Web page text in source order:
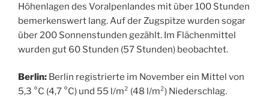
Höhenlagen des Voralpenlandes mit über 100 Stunden
bemerkenswert lang. Auf der Zugspitze wurden sogar
über 200 Sonnenstunden gezählt. Im Flächenmittel
wurden gut 60 Stunden (57 Stunden) beobachtet.
Berlin: Berlin registrierte im November ein Mittel von
5,3 °C (4,7 °C) und 55 l/m² (48 l/m²) Niederschlag.